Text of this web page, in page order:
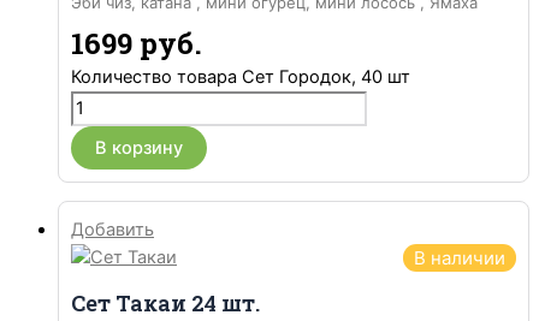
1699 руб.
Количество товара Сет Городок, 40 шт
В корзину
Добавить
В наличии
Сет Такаи 24 шт.